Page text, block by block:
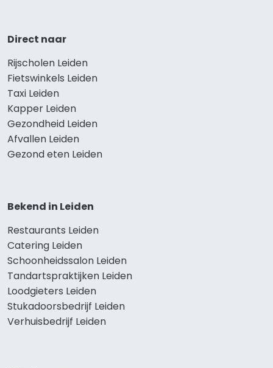
Direct naar
Rijscholen Leiden
Fietswinkels Leiden
Taxi Leiden
Kapper Leiden
Gezondheid Leiden
Afvallen Leiden
Gezond eten Leiden
Bekend in Leiden
Restaurants Leiden
Catering Leiden
Schoonheidssalon Leiden
Tandartspraktijken Leiden
Loodgieters Leiden
Stukadoorsbedrijf Leiden
Verhuisbedrijf Leiden